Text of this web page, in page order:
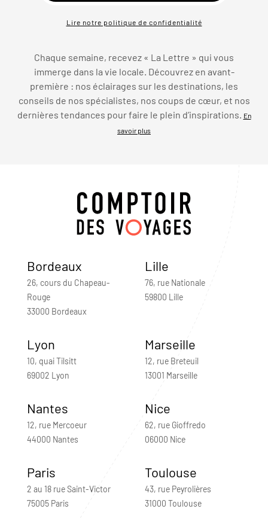
Lire notre politique de confidentialité
Chaque semaine, recevez « La Lettre » qui vous
immerge dans la vie locale. Découvrez en avant-
première : nos éclairages sur les destinations, les
conseils de nos spécialistes, nos coups de cœur, et nos
dernières tendances pour faire le plein d’inspirations. En
savoir plus
Bordeaux
26, cours du Chapeau-
Rouge
33000 Bordeaux
Lille
76, rue Nationale
59800 Lille
Lyon
10, quai Tilsitt
69002 Lyon
Marseille
12, rue Breteuil
13001 Marseille
Nantes
12, rue Mercoeur
44000 Nantes
Nice
62, rue Gioffredo
06000 Nice
Paris
2 au 18 rue Saint-Victor
75005 Paris
Toulouse
43, rue Peyrolières
31000 Toulouse